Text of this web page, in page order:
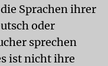
Sprachen ihrer
oder
sprechen
ist nicht ihre